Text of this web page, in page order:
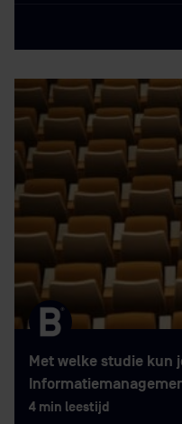
Met welke studie kun
4 min leestijd